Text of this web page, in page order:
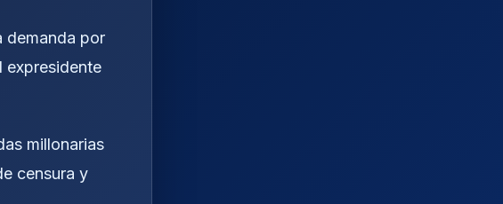
demanda por
expresidente
millonarias
censura y